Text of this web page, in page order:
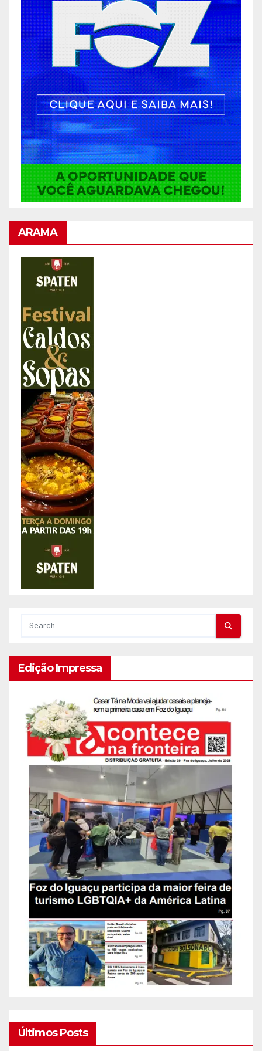
ARAMA
Edição Impressa
Últimos Posts